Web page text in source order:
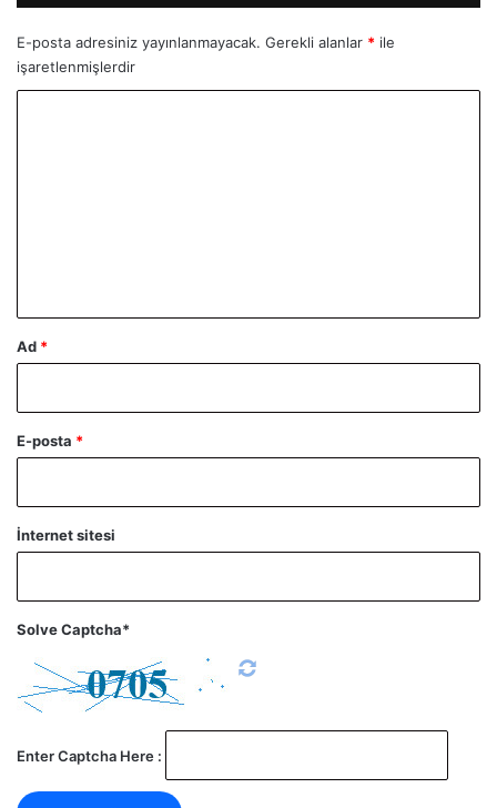
E-posta adresiniz yayınlanmayacak. Gerekli alanlar * ile
işaretlenmişlerdir
Ad *
E-posta *
İnternet sitesi
Solve Captcha*
Enter Captcha Here :